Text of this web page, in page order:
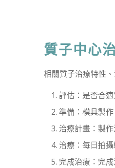
質子中心
相關質子治療特性
評估：是否合
準備：模具製
治療計畫：製
治療：每日拍
完成治療：完